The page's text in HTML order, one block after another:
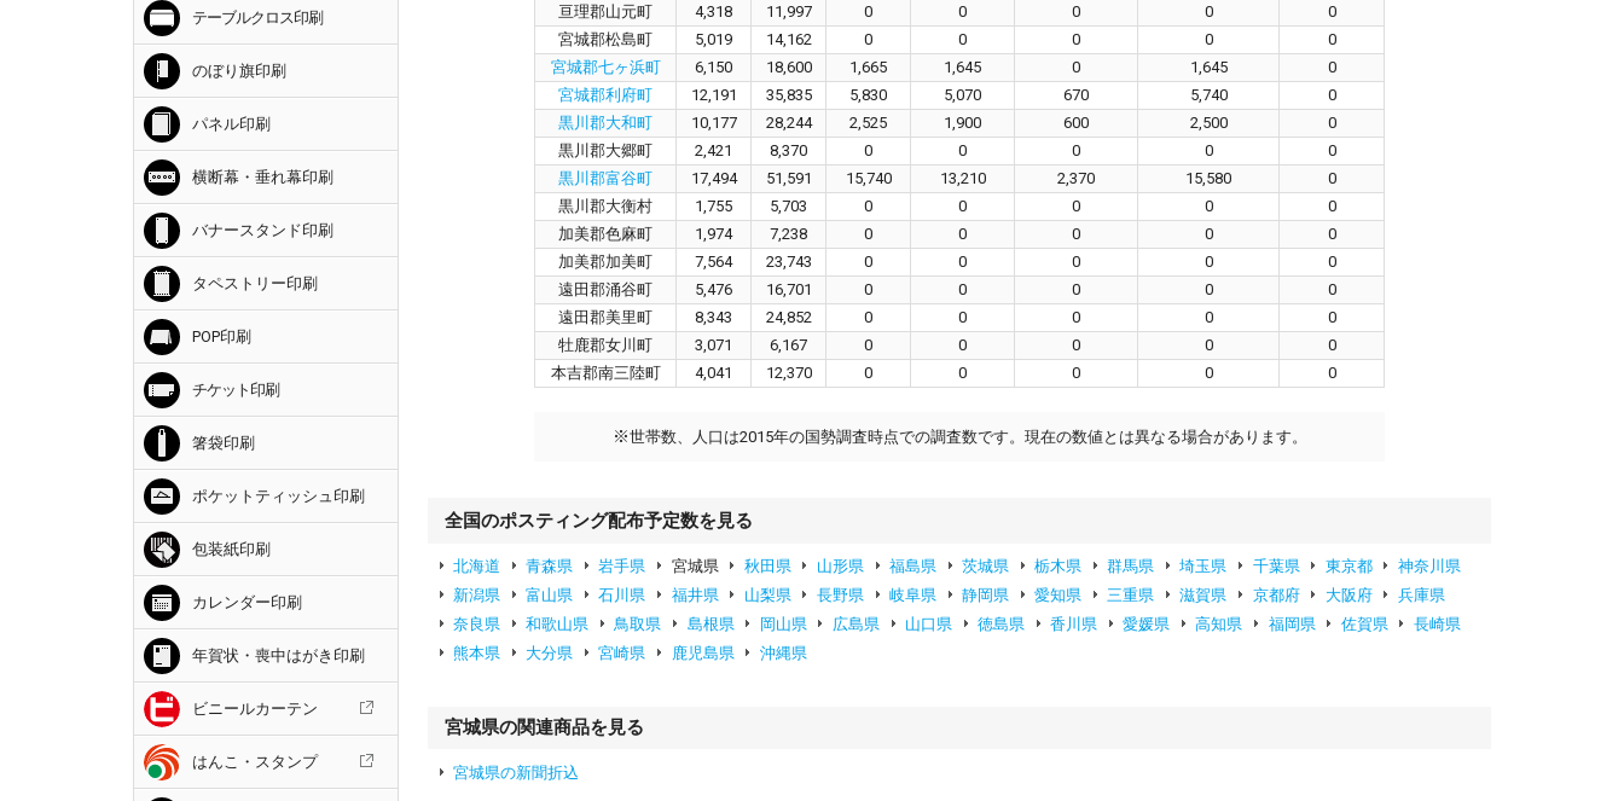
テーブルクロス印刷
のぼり旗印刷
パネル印刷
横断幕・垂れ幕印刷
バナースタンド印刷
タペストリー印刷
POP印刷
チケット印刷
箸袋印刷
ポケットティッシュ印刷
包装紙印刷
カレンダー印刷
年賀状・喪中はがき印刷
ビニールカーテン
はんこ・スタンプ
亘理郡山元町
4,318 11,997 0 0 0 0
0
宮城郡松島町
5,019 14,162 0 0 0 0
0
宮城郡七ヶ浜町
6,150 18,600 1,665 1,645 0 1,645
0
宮城郡利府町
12,191 35,835 5,830 5,070 670 5,740
0
黒川郡大和町
10,177 28,244 2,525 1,900 600 2,500
0
黒川郡大郷町
2,421 8,370 0 0 0 0
0
黒川郡富谷町
17,494 51,591 15,740 13,210 2,370 15,580
0
黒川郡大衡村
1,755 5,703 0 0 0 0
0
加美郡色麻町
1,974 7,238 0 0 0 0
0
加美郡加美町
7,564 23,743 0 0 0 0
0
遠田郡涌谷町
5,476 16,701 0 0 0 0
0
遠田郡美里町
8,343 24,852 0 0 0 0
0
牡鹿郡女川町
3,071 6,167 0 0 0 0
0
本吉郡南三陸町
4,041 12,370 0 0 0 0 0
※世帯数、人口は2015年の国勢調査時点での調査数です。現在の数値とは異なる場合があります。
全国のポスティング配布予定数を見る
北海道 青森県 岩手県 宮城県 秋田県 山形県 福島県 茨城県 栃木県 群馬県 埼玉県 千葉県 東京都
神奈川県
新潟県
富山県 石川県 福井県 山梨県 長野県 岐阜県 静岡県 愛知県 三重県 滋賀県 京都府 大阪府
兵庫県
奈良県
和歌山県 鳥取県 島根県 岡山県 広島県 山口県 徳島県 香川県 愛媛県 高知県 福岡県 佐賀県
長崎県
熊本県
大分県 宮崎県 鹿児島県 沖縄県
宮城県の関連商品を見る
宮城県の新聞折込